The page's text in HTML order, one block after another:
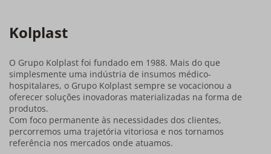
Kolplast
O Grupo Kolplast foi fundado em 1988. Mais do que
simplesmente uma indústria de insumos médico-
hospitalares, o Grupo Kolplast sempre se vocacionou a
oferecer soluções inovadoras materializadas na forma de
produtos.
Com foco permanente às necessidades dos clientes,
percorremos uma trajetória vitoriosa e nos tornamos
referência nos mercados onde atuamos.